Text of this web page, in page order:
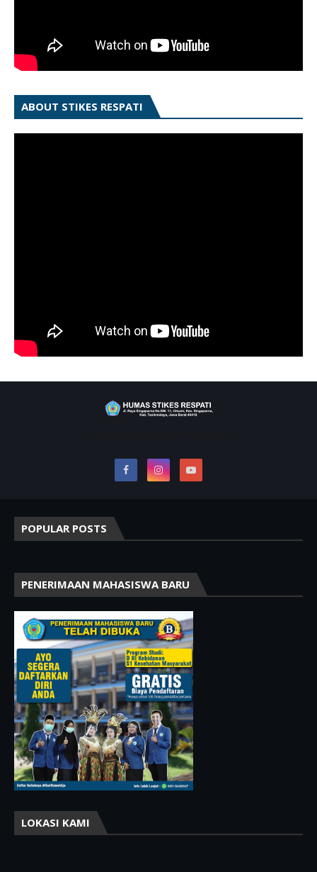
ABOUT STIKES RESPATI
POPULAR POSTS
PENERIMAAN MAHASISWA BARU
LOKASI KAMI